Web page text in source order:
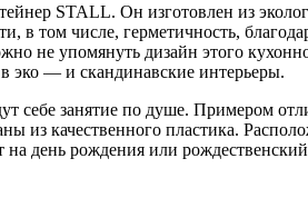
STALL. Он изготовлен из
том числе, герметичность,
не упомянуть дизайн этого
эко — и скандинавские интерьеры.
занятие по душе. Примером
качественного пластика.
день рождения или